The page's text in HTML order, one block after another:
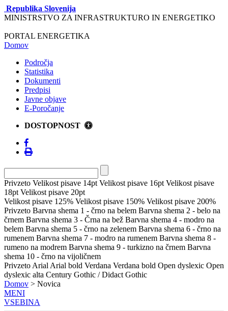
Republika Slovenija
MINISTRSTVO ZA INFRASTRUKTURO IN ENERGETIKO
PORTAL ENERGETIKA
Domov
Področja
Statistika
Dokumenti
Predpisi
Javne objave
E-Poročanje
DOSTOPNOST
Privzeto Velikost pisave 14pt Velikost pisave 16pt Velikost pisave
18pt Velikost pisave 20pt
Velikost pisave 125% Velikost pisave 150% Velikost pisave 200%
Privzeto Barvna shema 1 - črno na belem Barvna shema 2 - belo na
črnem Barvna shema 3 - Črna na bež Barvna shema 4 - modro na
belem Barvna shema 5 - črno na zelenem Barvna shema 6 - črno na
rumenem Barvna shema 7 - modro na rumenem Barvna shema 8 -
rumeno na modrem Barvna shema 9 - turkizno na črnem Barvna
shema 10 - črno na vijoličnem
Privzeto Arial Arial bold Verdana Verdana bold Open dyslexic Open
dyslexic alta Century Gothic / Didact Gothic
Domov > Novica
MENI
VSEBINA